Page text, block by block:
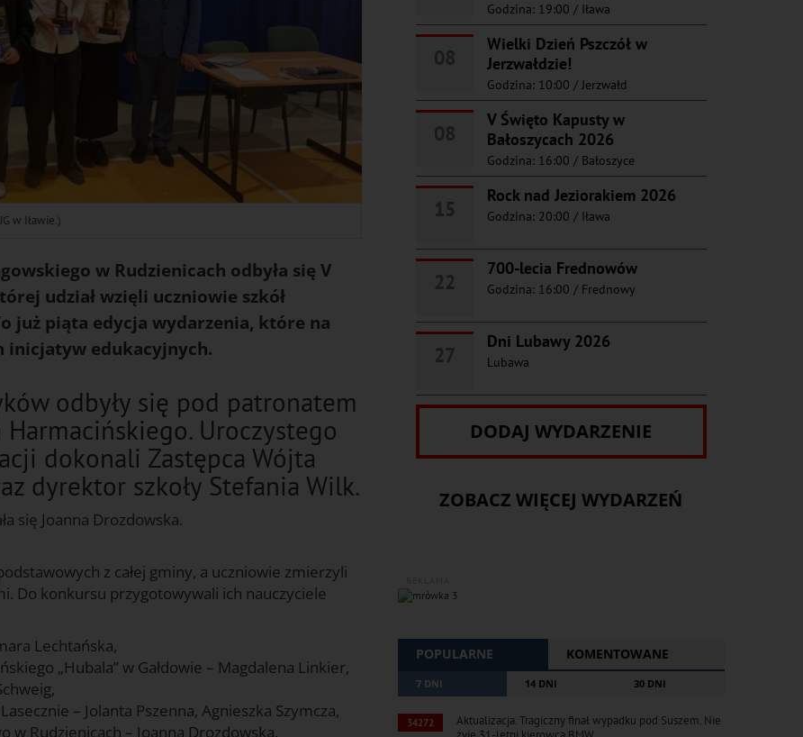
w Iławie.)
w Rudzienicach odbyła się V
udział wzięli uczniowie szkół
już piąta edycja wydarzenia, które na
inicjatyw edukacyjnych.
odbyły się pod patronatem
Uroczystego
dokonali Zastępca Wójta
dyrektor szkoły Stefania Wilk.
się Joanna Drozdowska.
z całej gminy, a uczniowie zmierzyli
Do konkursu przygotowywali ich nauczyciele
Lechtańska,
„Hubala” w Gałdowie – Magdalena Linkier,
– Jolanta Pszenna, Agnieszka Szymcza,
w Rudzienicach – Joanna Drozdowska,
Godzina: 19:00 / Iława
Wielki Dzień Pszczół w
Jerzwałdzie!
Godzina: 10:00 / Jerzwałd
V Święto Kapusty w
Bałoszycach 2026
Godzina: 16:00 / Bałoszyce
Rock nad Jeziorakiem 2026
Godzina: 20:00 / Iława
700-lecia Frednowów
Godzina: 16:00 / Frednowy
Dni Lubawy 2026
Lubawa
DODAJ WYDARZENIE
ZOBACZ WIĘCEJ WYDARZEŃ
POPULARNE KOMENTOWANE
7 DNI 14 DNI 30 DNI
34272
Aktualizacja. Tragiczny finał wypadku pod Suszem. Nie